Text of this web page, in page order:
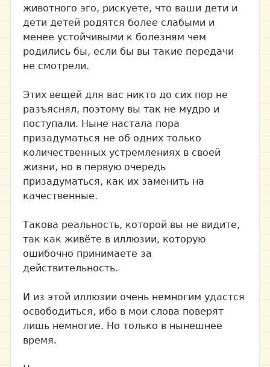
животного эго, рискуете, что ваши дети и
дети детей родятся более слабыми и
менее устойчивыми к болезням чем
родились бы, если бы вы такие передачи
не смотрели.
Этих вещей для вас никто до сих пор не
разъяснял, поэтому вы так не мудро и
поступали. Ныне настала пора
призадуматься не об одних только
количественных устремлениях в своей
жизни, но в первую очередь
призадуматься, как их заменить на
качественные.
Такова реальность, которой вы не видите,
так как живёте в иллюзии, которую
ошибочно принимаете за
действительность.
И из этой иллюзии очень немногим удастся
освободиться, ибо в мои слова поверят
лишь немногие. Но только в нынешнее
время.